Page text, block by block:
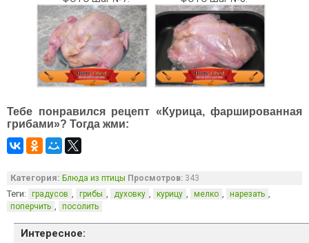
Тебе понравился рецепт «Курица, фаршированная
грибами»? Тогда жми:
Категория: Блюда из птицы Просмотров: 343
Теги: градусов , грибы , духовку , курицу , мелко , нарезать ,
поперчить , посолить
Интересное: